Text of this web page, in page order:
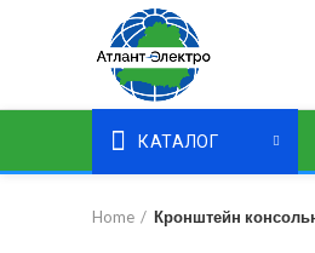
КАТАЛОГ
Home Кронштейн